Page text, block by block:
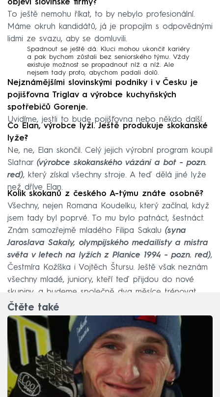
objeví slovinské firmy?
To ještě nemohu říkat, to by nebylo profesionální.
Máme okruh kandidátů, já je propojím s odpovědnými
lidmi ze svazu, aby se domluvili.
Spadnout se ještě dá. Kluci mohou ukončit kariéry
a pak bychom zůstali bez seniorského týmu. Vždy
existuje možnost se propadnout níž a níž. Ale
nejsem tady proto, abychom padali dolů.
Nejznámějšími slovinskými podniky i v Česku je
pojišťovna Triglav a výrobce kuchyňských
spotřebičů Gorenje.
Uvidíme, jestli to bude pojišťovna nebo někdo další.
Co Elan, výrobce lyží. Ještě produkuje skokanské
lyže?
Ne, ne, Elan skončil. Celý jejich výrobní program koupil
Slatnar (výrobce skokanského vázání a bot - pozn.
red), který získal všechny stroje. A teď dělá jiné lyže
než dříve Elan.
Kolik skokanů z českého A-týmu znáte osobně?
Všechny, nejen Romana Koudelku, který začínal, když
jsem tady byl poprvé. To mu bylo patnáct, šestnáct.
Znám samozřejmě mladého Filipa Sakalu (syna
Jaroslava Sakaly, olympijského medailisty a mistra
světa v letech na lyžích z Planice 1994 - pozn. red),
Čestmíra Kožíška i Vojtěch Štursu. Ještě však neznám
všechny mladé, juniory, kteří teď přijdou do nové
skupiny, a budeme společně dva měsíce trénovat.
Čtěte také